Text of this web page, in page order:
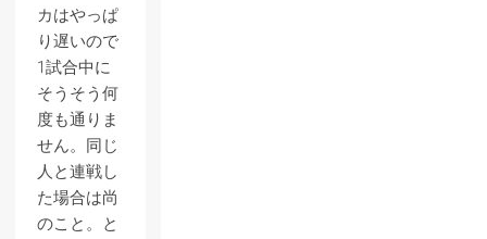
カはやっぱ
り遅いので
1試合中に
そうそう何
度も通りま
せん。同じ
人と連戦し
た場合は尚
のこと。と